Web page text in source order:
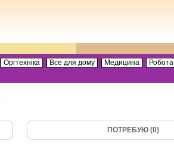
Оргтехніка Все для дому Медицина Робота
ПОТРЕБУЮ (0)